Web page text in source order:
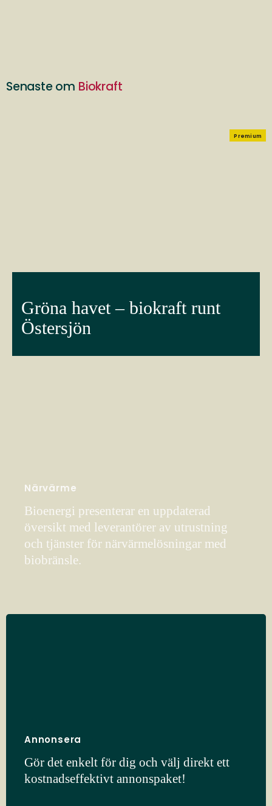
Senaste om Biokraft
Premium
Gröna havet – biokraft runt
Östersjön
Närvärme
Bioenergi presenterar en uppdaterad
översikt med leverantörer av utrustning
och tjänster för närvärmelösningar med
biobränsle.
Annonsera
Gör det enkelt för dig och välj direkt ett
kostnadseffektivt annonspaket!